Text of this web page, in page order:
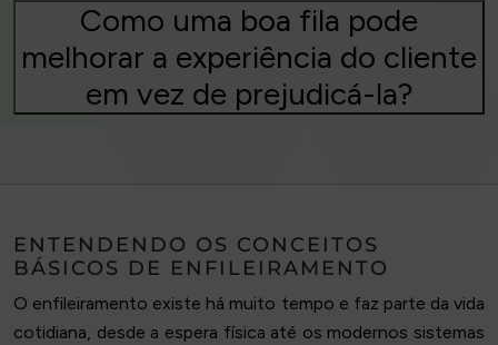
Como uma boa fila pode
melhorar a experiência do cliente
em vez de prejudicá-la?
ENTENDENDO OS CONCEITOS
BÁSICOS DE ENFILEIRAMENTO
O enfileiramento existe há muito tempo e faz parte da vida
cotidiana, desde a espera física até os modernos sistemas